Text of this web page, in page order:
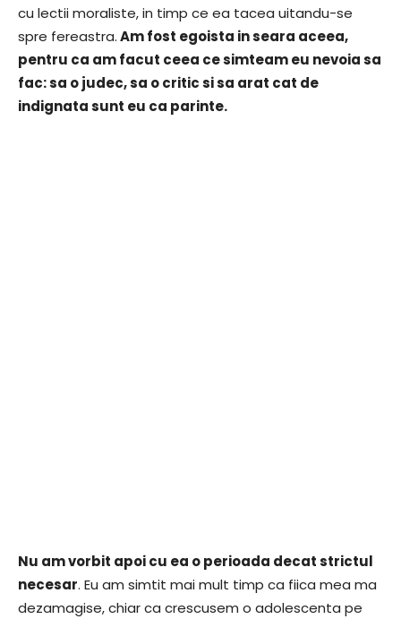
cu lectii moraliste, in timp ce ea tacea uitandu-se
spre fereastra.Am fost egoista in seara aceea,
pentru ca am facut ceea ce simteam eu nevoia sa
fac: sa o judec, sa o critic si sa arat cat de
indignata sunt eu ca parinte.
Nu am vorbit apoi cu ea o perioada decat strictul
necesar. Eu am simtit mai mult timp ca fiica mea ma
dezamagise, chiar ca crescusem o adolescenta pe